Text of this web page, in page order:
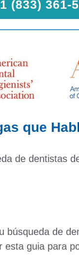
1 (833) 361-
que
de dentistas
de
guia para